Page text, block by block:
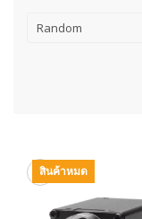
สินค้าหมด